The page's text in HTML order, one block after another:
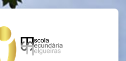
Entrar em ESF